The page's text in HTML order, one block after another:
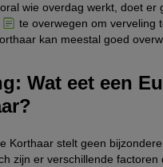
wie overdag werkt, doet er
te overwegen om verveling
kan meestal goed
Wat eet een
Korthaar stelt geen
zijn er verschillende factoren